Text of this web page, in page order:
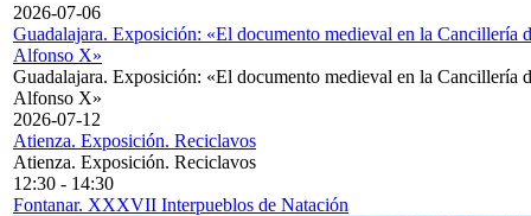
2026-07-06
Guadalajara. Exposición: «El documento medieval en la Cancillería
Alfonso X»
Guadalajara. Exposición: «El documento medieval en la Cancillería
Alfonso X»
2026-07-12
Atienza. Exposición. Reciclavos
Atienza. Exposición. Reciclavos
12:30 - 14:30
Fontanar. XXXVII Interpueblos de Natación